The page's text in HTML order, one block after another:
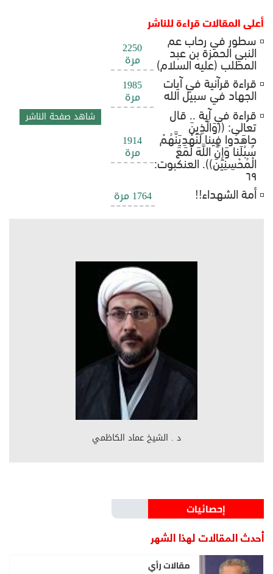
أعلى المقالات قراءة للناشر
سطور في رحاب عم
النبي الحمزة بن عبد
المطلب (عليه السلام)
2250
مرة
قراءة قرآنية في آيات
الجهاد في سبيل الله 1985
مرة
قراءة في آية .. قال
تعالى: ((وَالَّذِينَ
جاهَدُوا فِينا لَنَهْدِيَنَّهُمْ
سُبُلَنا وَإِنَّ اللَّهَ لَمَعَ
الْمُحْسِنِينَ)). العنكبوت:
٦٩
1914
مرة
أمة الشهداء!! 1764 مرة
شاهد صفحة الناشر
د . الشيخ عماد الكاظمي
إحصائيات
أحدث المقالات لهذا الشهر
مقالات رأي